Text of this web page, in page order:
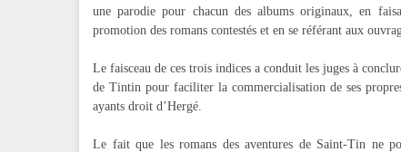
une parodie pour chacun des albums originaux, en
promotion des romans contestés et en se référant aux
Le faisceau de ces trois indices a conduit les juges à
de Tintin pour faciliter la commercialisation de ses
ayants droit d’Hergé.
Le fait que les romans des aventures de Saint-Tin ne